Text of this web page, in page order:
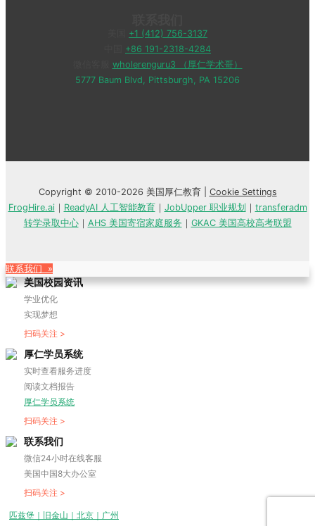
+1 (412) 756-3137
+86 191-2318-4284
wholerenguru3 （厚仁学术哥）
5777 Baum Blvd, Pittsburgh, PA 15206
Copyright © 2010-2026 美国厚仁教育 | Cookie Settings
FrogHire.ai｜ ReadyAI 人工智能教育｜ JobUpper 职业规划 ｜ transferadm
转学录取中心｜ AHS 美国寄宿家庭服务 ｜ GKAC 美国高校高考联盟
联系我们 »
美国校园资讯
学业优化
实现梦想
扫码关注 >
厚仁学员系统
实时查看服务进度
阅读文档报告
厚仁学员系统
扫码关注 >
联系我们
微信24小时在线客服
美国中国8大办公室
扫码关注 >
匹兹堡｜旧金山｜北京｜广州